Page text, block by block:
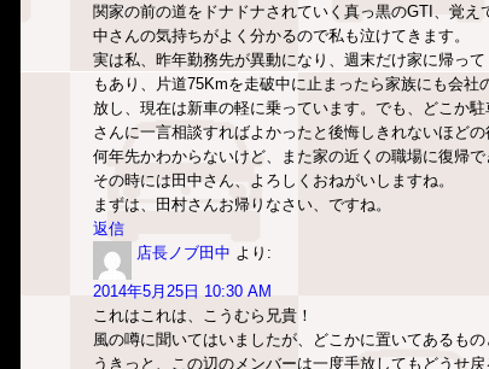
関家の前の道をドナドナされていく真っ黒のGTI、覚
中さんの気持ちがよく分かるので私も泣けてきます。
実は私、昨年勤務先が異動になり、週末だけ家に帰っ
もあり、片道75Kmを走破中に止まったら家族にも会
放し、現在は新車の軽に乗っています。でも、どこか
さんに一言相談すればよかったと後悔しきれないほど
何年先かわからないけど、また家の近くの職場に復帰
その時には田中さん、よろしくおねがいしますね。
まずは、田村さんお帰りなさい、ですね。
返信
店長ノブ田中 より:
2014年5月25日 10:30 AM
これはこれは、こうむら兄貴！
風の噂に聞いてはいましたが、どこかに置いてあるも
うきっと、この辺のメンバーは一度手放してもどうせ